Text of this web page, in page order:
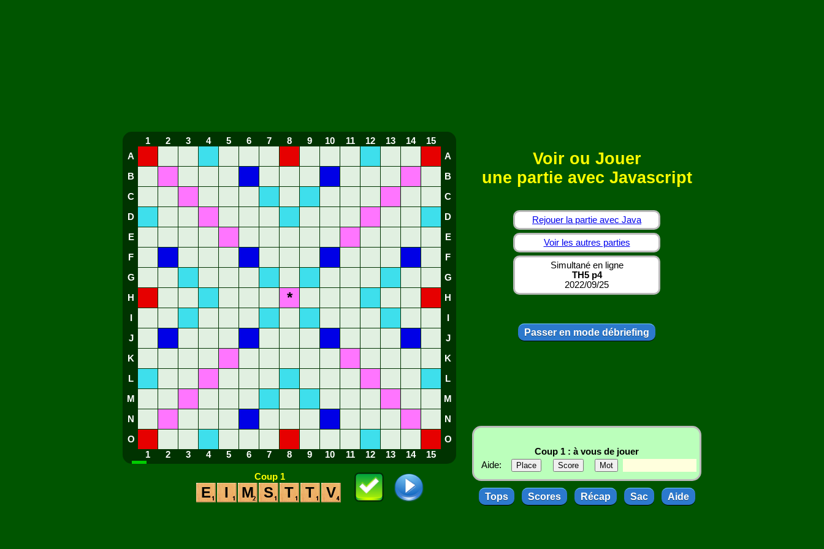
1 2 3 4 5 6 7 8 9 10 11 12 13 14
15
A
A
B B
C C
D D
E E
F F
G G
H * H
J J
K K
L L
M M
N N
O
O
1
2 3 4 5 6 7 8 9 10 11 12 13 14 15
Coup 1
E I M S T T V
Voir ou Jouer
une partie avec Javascript
Rejouer la partie avec Java
Voir les autres parties
Simultané en ligne
TH5 p4
2022/09/25
Passer en mode débriefing
Coup 1 : à vous de jouer
Aide:
Tops Scores Récap Sac Aide